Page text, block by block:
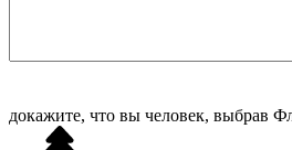
докажите, что вы человек, выбрав